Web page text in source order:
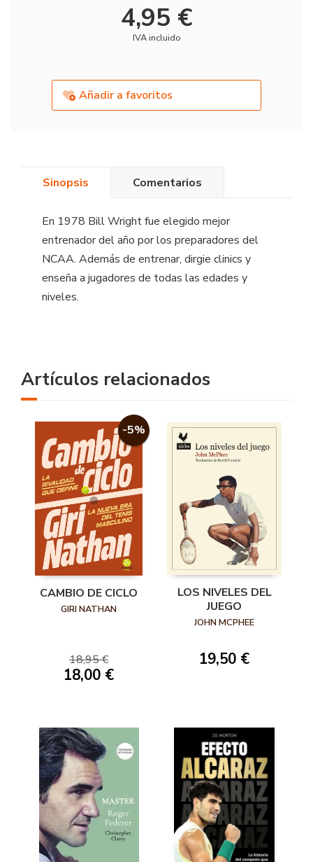
4,95 €
IVA incluido
Añadir a favoritos
Sinopsis Comentarios
En 1978 Bill Wright fue elegido mejor
entrenador del año por los preparadores del
NCAA. Además de entrenar, dirgie clinics y
enseña a jugadores de todas las edades y
niveles.
Artículos relacionados
-5%
CAMBIO DE CICLO
GIRI NATHAN
18,95 €
18,00 €
LOS NIVELES DEL
JUEGO
JOHN MCPHEE
19,50 €